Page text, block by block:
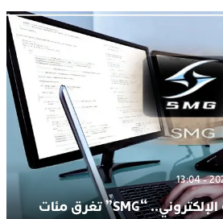
تسونامي النصب الإلكتروني.. “SMG” تغرق مئات